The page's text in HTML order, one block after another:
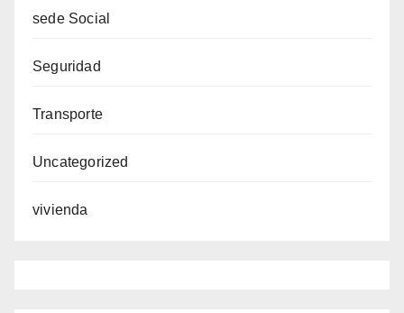
sede Social
Seguridad
Transporte
Uncategorized
vivienda